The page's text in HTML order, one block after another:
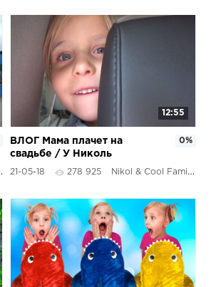
12:55
ВЛОГ Мама плачет на
свадьбе / У Николь
подошел срок / У Алисы
21-05-18 278 925 Nikol & Cool Family
0%